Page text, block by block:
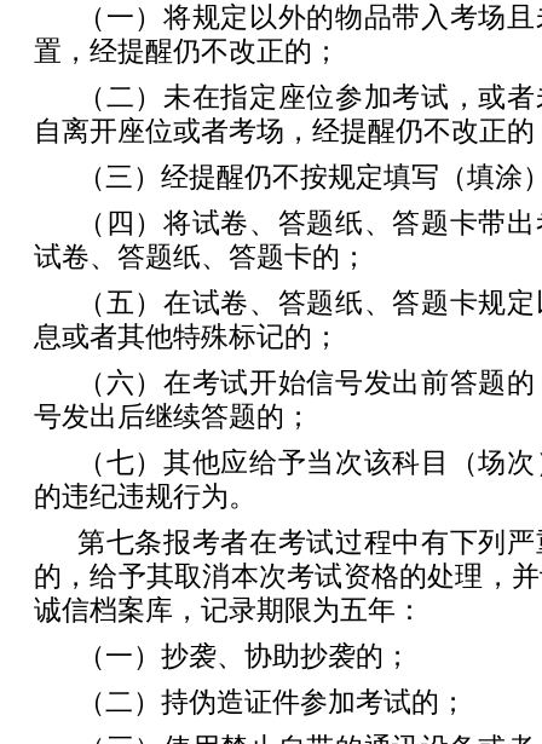
（一）将规定以外的物品带入考场
置，经提醒仍不改正的；
（二）未在指定座位参加考试，或
自离开座位或者考场，经提醒仍不改正的
（三）经提醒仍不按规定填写（填涂
（四）将试卷、答题纸、答题卡带
试卷、答题纸、答题卡的；
（五）在试卷、答题纸、答题卡规
息或者其他特殊标记的；
（六）在考试开始信号发出前答题
号发出后继续答题的；
（七）其他应给予当次该科目（场
的违纪违规行为。
第七条报考者在考试过程中有下列
的，给予其取消本次考试资格的处理，
诚信档案库，记录期限为五年：
（一）抄袭、协助抄袭的；
（二）持伪造证件参加考试的；